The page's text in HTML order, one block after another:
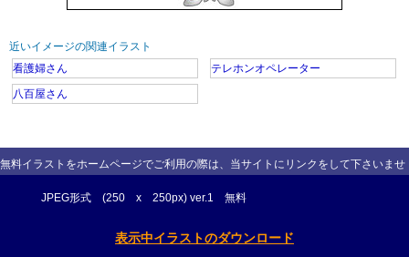
近いイメージの関連イラスト
看護婦さん
テレホンオペレーター
八百屋さん
無料イラストをホームページでご利用の際は、当サイトにリンクをして下さいませ
JPEG形式 (250 x 250px) ver.1 無料
表示中イラストのダウンロード